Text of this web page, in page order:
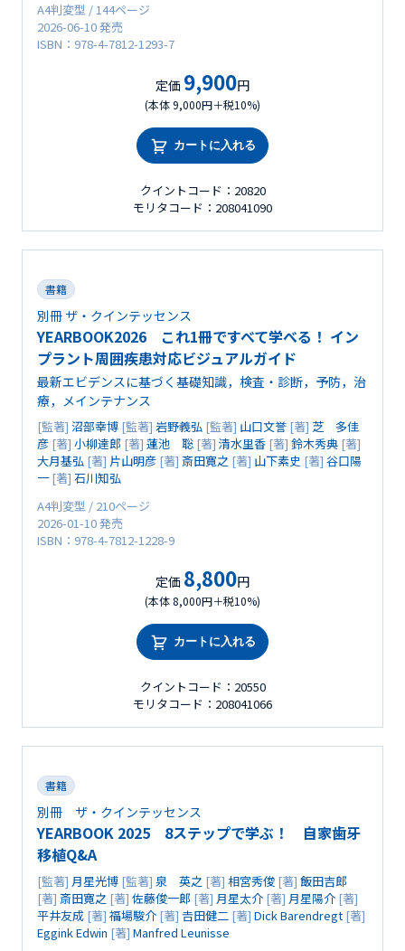
A4判変型 / 144ページ
2026-06-10 発売
ISBN：978-4-7812-1293-7
定価 9,900円
(本体 9,000円＋税10%)
カートに入れる
クイントコード：20820
モリタコード：208041090
書籍
別冊 ザ・クインテッセンス
YEARBOOK2026 これ1冊ですべて学べる！ イン
プラント周囲疾患対応ビジュアルガイド
最新エビデンスに基づく基礎知識，検査・診断，予防，治
療，メインテナンス
[監著] 沼部幸博 [監著] 岩野義弘 [監著] 山口文誉 [著] 芝 多佳
彦 [著] 小柳達郎 [著] 蓮池 聡 [著] 清水里香 [著] 鈴木秀典 [著]
大月基弘 [著] 片山明彦 [著] 斎田寛之 [著] 山下素史 [著] 谷口陽
一 [著] 石川知弘
A4判変型 / 210ページ
2026-01-10 発売
ISBN：978-4-7812-1228-9
定価 8,800円
(本体 8,000円＋税10%)
カートに入れる
クイントコード：20550
モリタコード：208041066
書籍
別冊 ザ・クインテッセンス
YEARBOOK 2025 8ステップで学ぶ！ 自家歯牙
移植Q&A
[監著] 月星光博 [監著] 泉 英之 [著] 相宮秀俊 [著] 飯田吉郎
[著] 斎田寛之 [著] 佐藤俊一郎 [著] 月星太介 [著] 月星陽介 [著]
平井友成 [著] 福場駿介 [著] 𠮷田健二 [著] Dick Barendregt [著]
Eggink Edwin [著] Manfred Leunisse